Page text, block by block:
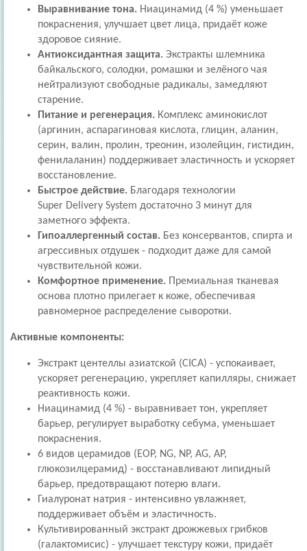
Выравнивание тона. Ниацинамид (4 %) уменьшает
покраснения, улучшает цвет лица, придаёт коже
здоровое сияние.
Антиоксидантная защита. Экстракты шлемника
байкальского, солодки, ромашки и зелёного чая
нейтрализуют свободные радикалы, замедляют
старение.
Питание и регенерация. Комплекс аминокислот
(аргинин, аспарагиновая кислота, глицин, аланин,
серин, валин, пролин, треонин, изолейцин, гистидин,
фенилаланин) поддерживает эластичность и ускоряет
восстановление.
Быстрое действие. Благодаря технологии
Super Delivery System достаточно 3 минут для
заметного эффекта.
Гипоаллергенный состав. Без консервантов, спирта и
агрессивных отдушек - подходит даже для самой
чувствительной кожи.
Комфортное применение. Премиальная тканевая
основа плотно прилегает к коже, обеспечивая
равномерное распределение сыворотки.
Активные компоненты:
Экстракт центеллы азиатской (CICA) - успокаивает,
ускоряет регенерацию, укрепляет капилляры, снижает
реактивность кожи.
Ниацинамид (4 %) - выравнивает тон, укрепляет
барьер, регулирует выработку себума, уменьшает
покраснения.
6 видов церамидов (EOP, NG, NP, AG, AP,
глюкозилцерамид) - восстанавливают липидный
барьер, предотвращают потерю влаги.
Гиалуронат натрия - интенсивно увлажняет,
поддерживает объём и эластичность.
Культивированный экстракт дрожжевых грибков
(галактомисис) - улучшает текстуру кожи, придаёт